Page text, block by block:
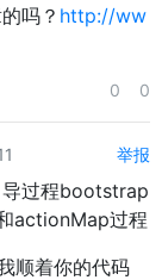
吗？ http://ww
0 0
举报
导过程bootstrap
actionMap过程
顺着你的代码